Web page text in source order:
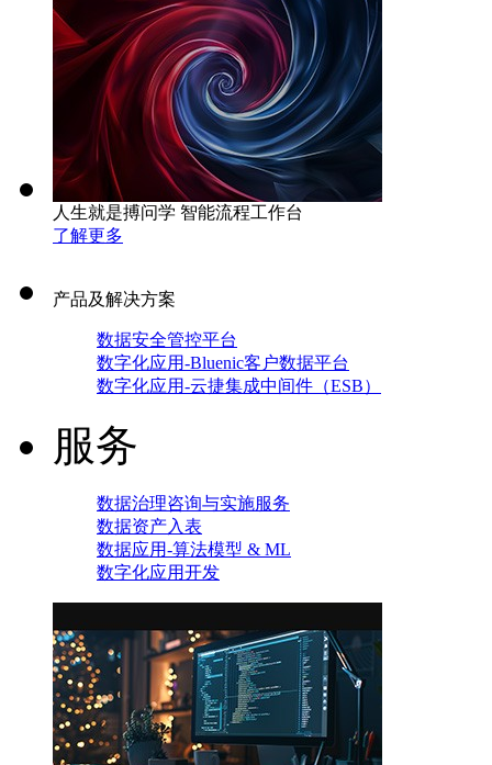
人生就是搏问学 智能流程工作台
了解更多
产品及解决方案
数据安全管控平台
数字化应用-Bluenic客户数据平台
数字化应用-云捷集成中间件（ESB）
服务
数据治理咨询与实施服务
数据资产入表
数据应用-算法模型 & ML
数字化应用开发